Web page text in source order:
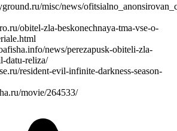
misc/news/
obitel-zla-beskonechnaya-tma-vse-o-
news/perezapusk-obiteli-zla-
datu-reliza/
resident-evil-infinite-darkness-season-
movie/264533/